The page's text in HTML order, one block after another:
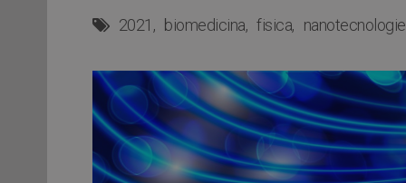
2021 biomedicina fisica nanotecnologie